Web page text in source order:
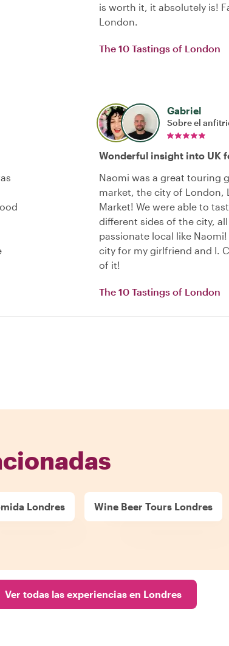
is worth it, it absolutely is!
London.
The 10 Tastings of London
Gabriel
Sobre el
Wonderful insight into UK
Naomi was a great touring
market, the city of London,
Market! We were able to
different sides of the city,
passionate local like
city for my girlfriend and I.
of it!
The 10 Tastings of London
Londres Wine Beer Tours Londres
Ver todas las experiencias en Londres